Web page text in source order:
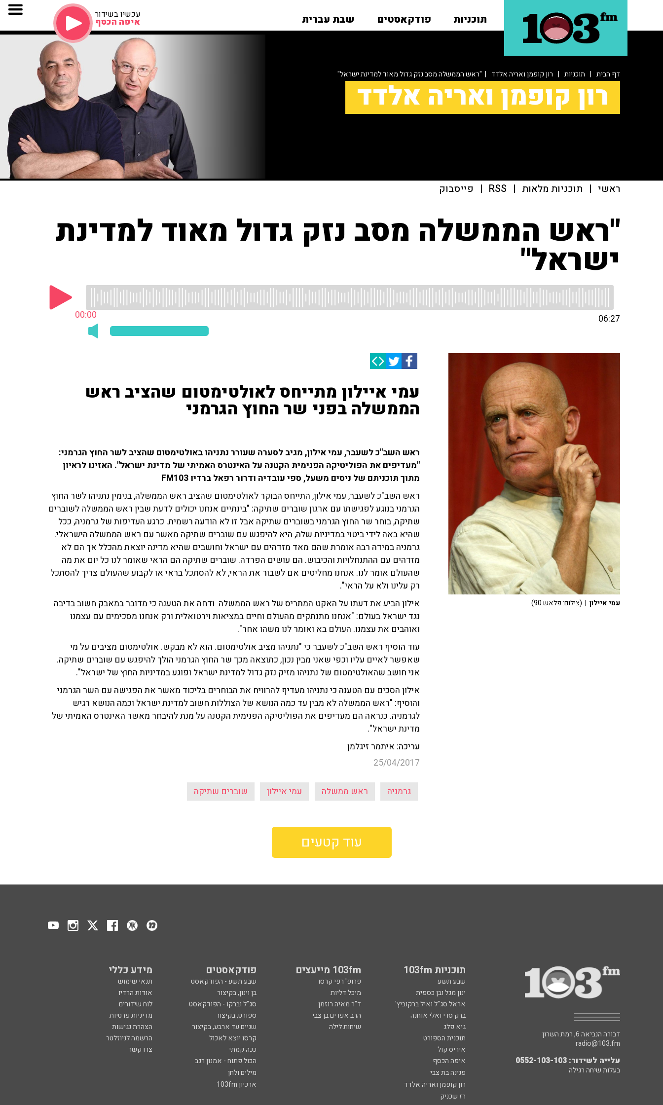
תוכניות פודקאסטים שבת עברית עכשיו בשידור
איפה הכסף
דף הבית | תוכניות | רון קופמן ואריה אלדד | "ראש הממשלה מסב נזק גדול מאוד למדינת ישראל"
רון קופמן ואריה אלדד
ראשי | תוכניות מלאות |
RSS
| פייסבוק
"ראש הממשלה מסב נזק גדול מאוד למדינת
ישראל"
00:00 06:27
עמי איילון מתייחס לאולטימטום שהציב ראש
הממשלה בפני שר החוץ הגרמני
ראש השב"כ לשעבר, עמי אילון, מגיב לסערה שעורר נתניהו באולטימטום שהציב לשר החוץ הגרמני:
"מעדיפים את הפוליטיקה הפנימית הקטנה על האינטרס האמיתי של מדינת ישראל". האזינו לראיון
מתוך תוכניתם של ניסים משעל, ספי עובדיה ודרור רפאל ברדיו FM103
ראש השב"כ לשעבר, עמי אילון, התייחס הבוקר לאולטימטום שהציב ראש הממשלה, בנימין נתניהו לשר החוץ
הגרמני בנוגע לפגישתו עם ארגון שוברים שתיקה: "בינתיים אנחנו יכולים לדעת שבין ראש הממשלה לשוברים
שתיקה, בוחר שר החוץ הגרמני בשוברים שתיקה אבל זו לא הודעה רשמית. כרגע העדיפות של גרמניה, ככל
שהיא באה לידי ביטוי במדיניות שלה, היא להיפגש עם שוברים שתיקה מאשר עם ראש הממשלה הישראלי.
גרמניה במידה רבה אומרת שהם מאד מזדהים עם ישראל וחושבים שהיא מדינה יוצאת מהכלל אך הם לא
מזדהים עם ההתנחלויות והכיבוש. הם עושים הפרדה. שוברים שתיקה הם הראי שאומר לנו כל יום את מה
שהעולם אומר לנו. אנחנו מחליטים אם לשבור את הראי, לא להסתכל בראי או לקבוע שהעולם צריך להסתכל
רק עלינו ולא על הראי".
אילון הביע את דעתו על האקט המתריס של ראש הממשלה ודחה את הטענה כי מדובר במאבק חשוב בדיבה
נגד ישראל בעולם: "אנחנו מתנתקים מהעולם וחיים במציאות וירטואלית ורק אנחנו מסכימים עם עצמנו
ואוהבים את עצמנו. העולם בא ואומר לנו משהו אחר".
עוד הוסיף ראש השב"כ לשעבר כי "נתניהו מציב אולטימטום. הוא לא מבקש. אולטימטום מציבים על מי
שאפשר לאיים עליו וכפי שאני מבין נכון, כתוצאה מכך שר החוץ הגרמני הולך להיפגש עם שוברים שתיקה.
אני חושב שהאולטימטום של נתניהו מזיק נזק גדול למדינת ישראל ופוגע במדיניות החוץ של ישראל".
אילון הסכים עם הטענה כי נתניהו מעדיף להרוויח את הבוחרים בליכוד מאשר את הפגישה עם השר הגרמני
והוסיף: "ראש הממשלה לא מבין עד כמה הנושא של הצוללות חשוב למדינת ישראל וכמה הנושא רגיש
לגרמניה. כנראה הם מעדיפים את הפוליטיקה הפנימית הקטנה על מנת להיבחר מאשר האינטרס האמיתי של
מדינת ישראל".
עריכה: איתמר זיגלמן
25/04/2017
גרמניה ראש ממשלה עמי איילון שוברים שתיקה
עמי איילון | (צילום: פלאש 90)
עוד קטעים
תוכניות 103fm 103fm מייעצים פודקאסטים מידע כללי
שבע תשע פרופ' רפי קרסו שבע תשע - הפודקאסט
תנאי שימוש
ינון מגל ובן כספית
מיכל דליות בן וינון, בקיצור
אודות הרדיו
אראל סג"ל ואיל ברקוביץ'
ד"ר מאיה רוזמן סג"ל וברקו - הפודקאסט
לוח שידורים
ברק סרי ואלי אוחנה
הרב אפרים בן צבי ספורט, בקיצור
מדיניות פרטיות
גיא פלג
שיחות לילה שניים עד ארבע, בקיצור
הצהרת נגישות
תוכנית הספורט
קרסו יוצא לאכול
הרשמה לניוזלטר
איריס קול
ככה קמתי
צרו קשר
איפה הכסף
הכול פתוח - אמנון רגב
פנינה בת צבי
מילים ולחן
רון קופמן ואריה אלדד
ארכיון 103fm
רז שכניק
דבורה הנביאה 6, רמת השרון
radio@103.fm
עלייה לשידור: 0552-103-103
בעלות שיחה רגילה